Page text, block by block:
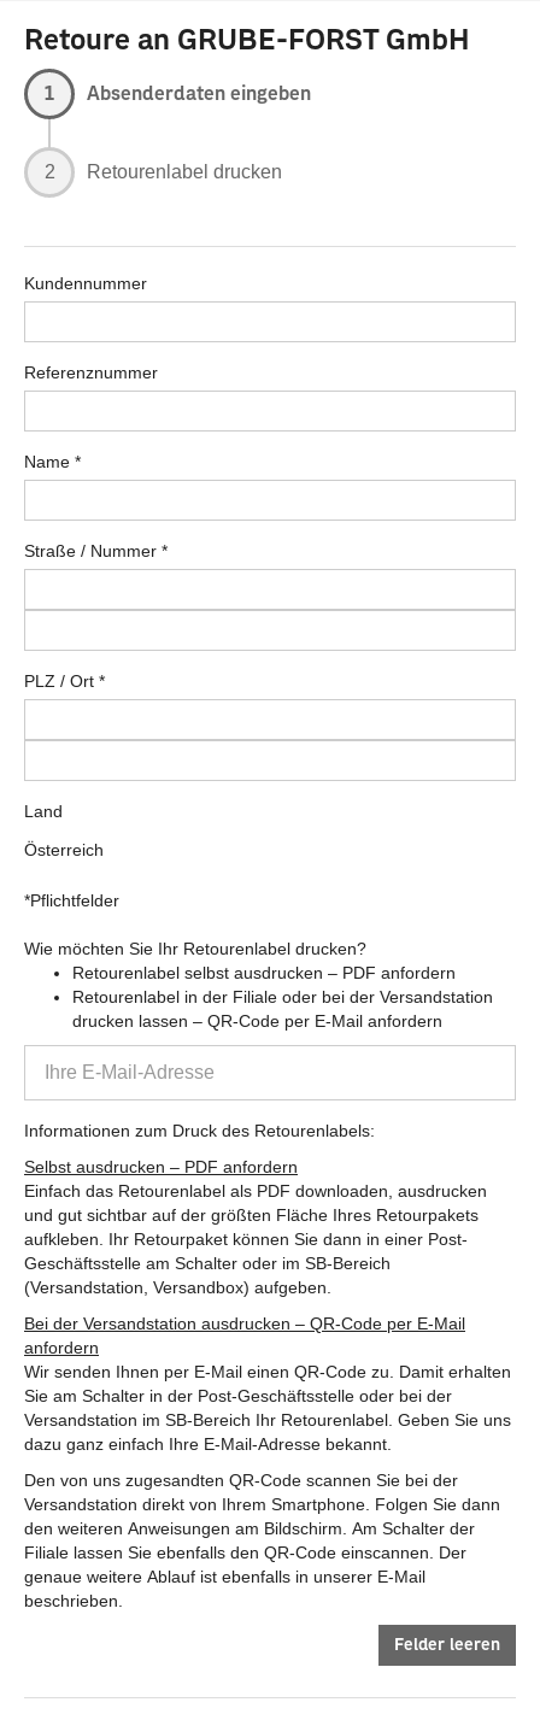
Retoure an GRUBE-FORST GmbH
1 Absenderdaten eingeben
2 Retourenlabel drucken
Kundennummer
Referenznummer
Name *
Straße / Nummer *
PLZ / Ort *
Land
Österreich
*Pflichtfelder
Wie möchten Sie Ihr Retourenlabel drucken?
Retourenlabel selbst ausdrucken – PDF anfordern
Retourenlabel in der Filiale oder bei der Versandstation
drucken lassen – QR-Code per E-Mail anfordern
Informationen zum Druck des Retourenlabels:
Selbst ausdrucken – PDF anfordern
Einfach das Retourenlabel als PDF downloaden, ausdrucken
und gut sichtbar auf der größten Fläche Ihres Retourpakets
aufkleben. Ihr Retourpaket können Sie dann in einer Post-
Geschäftsstelle am Schalter oder im SB-Bereich
(Versandstation, Versandbox) aufgeben.
Bei der Versandstation ausdrucken – QR-Code per E-Mail
anfordern
Wir senden Ihnen per E-Mail einen QR-Code zu. Damit erhalten
Sie am Schalter in der Post-Geschäftsstelle oder bei der
Versandstation im SB-Bereich Ihr Retourenlabel. Geben Sie uns
dazu ganz einfach Ihre E-Mail-Adresse bekannt.
Den von uns zugesandten QR-Code scannen Sie bei der
Versandstation direkt von Ihrem Smartphone. Folgen Sie dann
den weiteren Anweisungen am Bildschirm. Am Schalter der
Filiale lassen Sie ebenfalls den QR-Code einscannen. Der
genaue weitere Ablauf ist ebenfalls in unserer E-Mail
beschrieben.
Felder leeren